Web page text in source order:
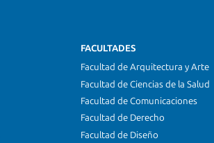
FACULTADES
Facultad de Arquitectura y Arte
Facultad de Ciencias de la Salud
Facultad de Comunicaciones
Facultad de Derecho
Facultad de Diseño